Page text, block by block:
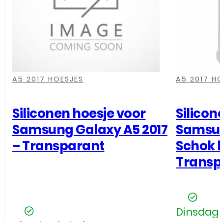
A5 2017 HOESJES
Siliconen hoesje voor
Samsung Galaxy A5 2017
– Transparant
A5 2017
Schok